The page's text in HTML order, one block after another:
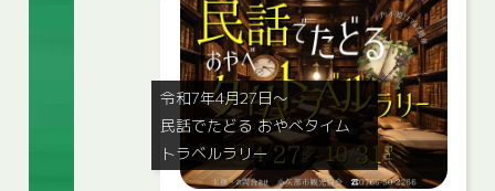
令和7年4月27日～
民話でたどる おやべタイム
トラベルラリー